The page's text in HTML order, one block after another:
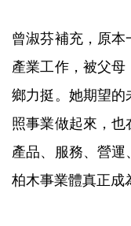
曾淑芬補充，原
產業工作，被父母
鄉力挺。她期望
照事業做起來，
產品、服務、營
柏木事業體真正成